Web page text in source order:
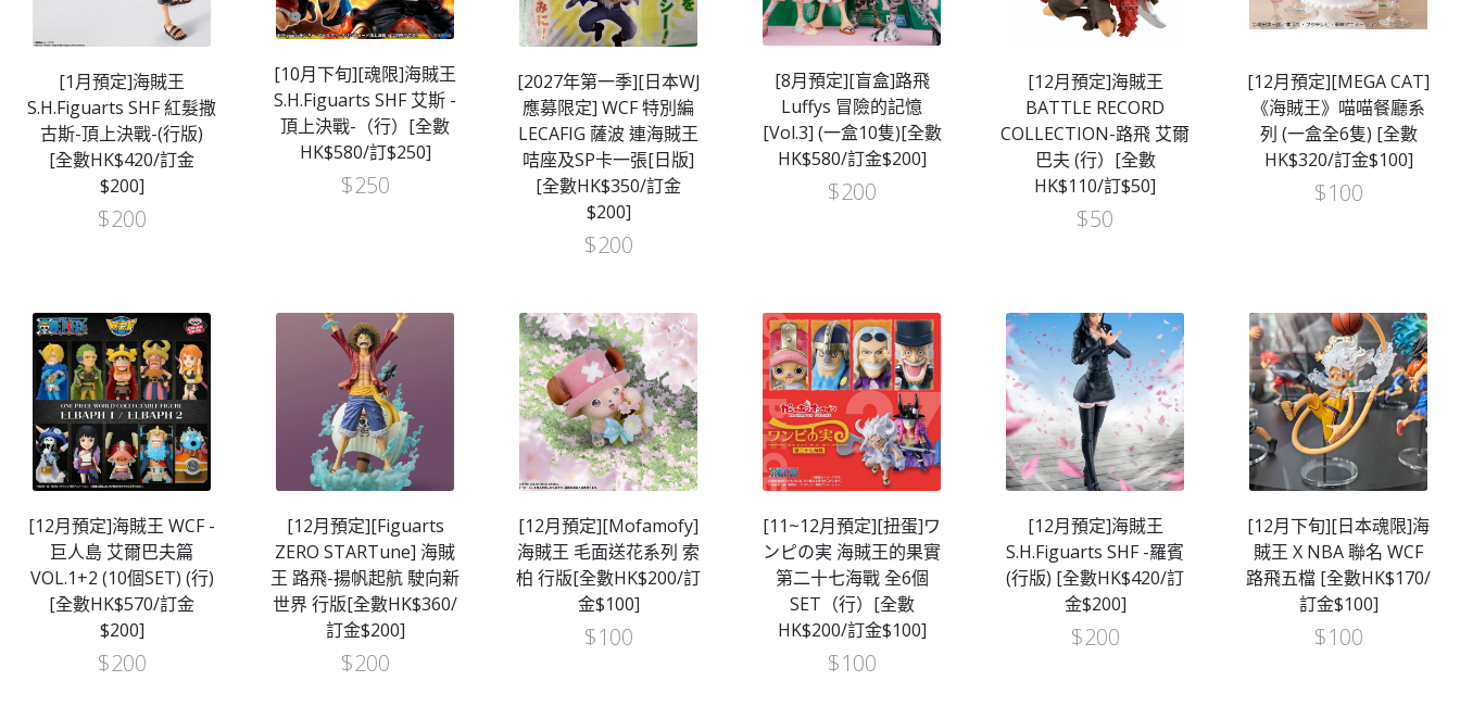
[1月預定]海賊王
S.H.Figuarts SHF 紅髮撒
古斯-頂上決戰-(行版)
[全數HK$420/訂金
$200]
$200
[10月下旬][魂限]海賊王
S.H.Figuarts SHF 艾斯 -
頂上決戰-（行）[全數
HK$580/訂$250]
$250
[2027年第一季][日本WJ
應募限定] WCF 特別編
LECAFIG 薩波 連海賊王
咭座及SP卡一張[日版]
[全數HK$350/訂金
$200]
$200
[8月預定][盲盒]路飛
Luffys 冒險的記憶
[Vol.3] (一盒10隻)[全數
HK$580/訂金$200]
$200
[12月預定]海賊王
BATTLE RECORD
COLLECTION-路飛 艾爾
巴夫 (行）[全數
HK$110/訂$50]
$50
[12月預定][MEGA CAT]
《海賊王》喵喵餐廳系
列 (一盒全6隻) [全數
HK$320/訂金$100]
$100
[12月預定]海賊王 WCF -
巨人島 艾爾巴夫篇
VOL.1+2 (10個SET) (行)
[全數HK$570/訂金
$200]
$200
[12月預定][Figuarts
ZERO STARTune] 海賊
王 路飛-揚帆起航 駛向新
世界 行版[全數HK$360/
訂金$200]
$200
[12月預定][Mofamofy]
海賊王 毛面送花系列 索
柏 行版[全數HK$200/訂
金$100]
$100
[11~12月預定][扭蛋]ワ
ンピの実 海賊王的果實
第二十七海戰 全6個
SET（行）[全數
HK$200/訂金$100]
$100
[12月預定]海賊王
S.H.Figuarts SHF -羅賓
(行版) [全數HK$420/訂
金$200]
$200
[12月下旬][日本魂限]海
賊王 X NBA 聯名 WCF
路飛五檔 [全數HK$170/
訂金$100]
$100